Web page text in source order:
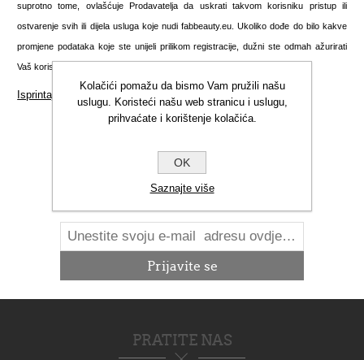
suprotno tome, ovlašćuje Prodavatelja da uskrati takvom korisniku pristup ili
ostvarenje svih ili dijela usluga koje nudi fabbeauty.eu. Ukoliko dođe do bilo kakve
promjene podataka koje ste unijeli prilikom registracije, dužni ste odmah ažurirati
Vaš korisnički račun kako biste nas obavijestili o nastalim promjenama.
Isprintajte ovu stranicu
NOVOSTI
PRATITE NAS
Kolačići pomažu da bismo Vam pružili našu
uslugu. Koristeći našu web stranicu i uslugu,
prihvaćate i korištenje kolačića.
OK
Saznajte više